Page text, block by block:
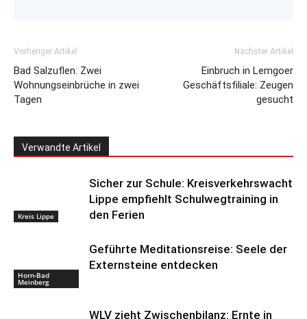
Vorheriger Artikel
Bad Salzuflen: Zwei
Wohnungseinbrüche in zwei
Tagen
Nächster Artikel
Einbruch in Lemgoer
Geschäftsfiliale: Zeugen
gesucht
Verwandte Artikel
Kreis Lippe
Sicher zur Schule: Kreisverkehrswacht
Lippe empfiehlt Schulwegtraining in
den Ferien
Horn-Bad
Meinberg
Geführte Meditationsreise: Seele der
Externsteine entdecken
WLV zieht Zwischenbilanz: Ernte in